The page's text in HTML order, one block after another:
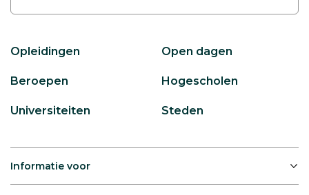
Opleidingen Open dagen
Beroepen Hogescholen
Universiteiten Steden
Informatie voor